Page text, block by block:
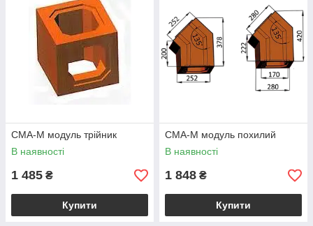
CMA-M модуль трійник
В наявності
1 485 ₴
Купити
CMA-M модуль похилий
В наявності
1 848 ₴
Купити